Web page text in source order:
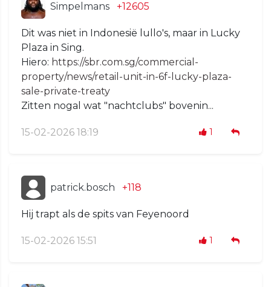
Simpelmans +12605
Dit was niet in Indonesië lullo's, maar in Lucky
Plaza in Sing.
Hiero: https://sbr.com.sg/commercial-
property/news/retail-unit-in-6f-lucky-plaza-
sale-private-treaty
Zitten nogal wat "nachtclubs" bovenin...
15-02-2026 18:19 1
patrick.bosch +118
Hij trapt als de spits van Feyenoord
15-02-2026 15:51 1